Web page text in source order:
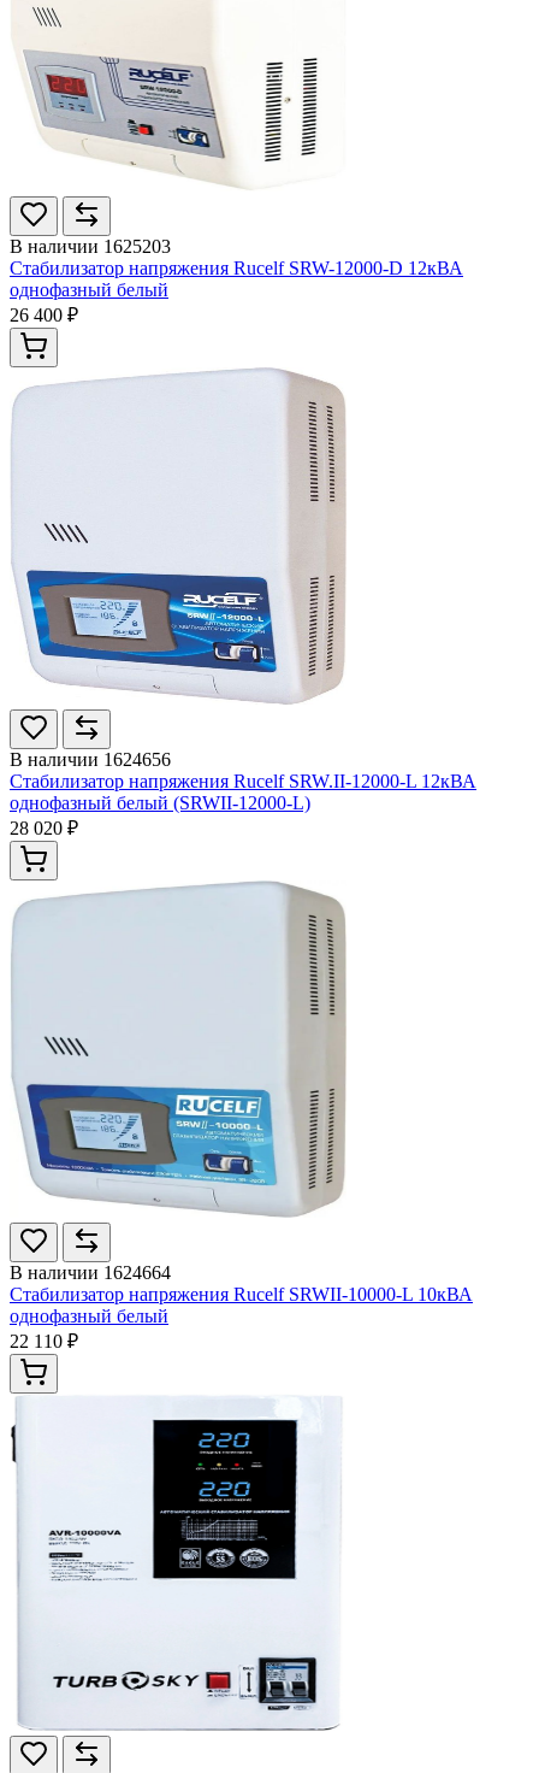
В наличии 1625203
Стабилизатор напряжения Rucelf SRW-12000-D 12кВА
однофазный белый
26 400 ₽
В наличии 1624656
Стабилизатор напряжения Rucelf SRW.II-12000-L 12кВА
однофазный белый (SRWII-12000-L)
28 020 ₽
В наличии 1624664
Стабилизатор напряжения Rucelf SRWII-10000-L 10кВА
однофазный белый
22 110 ₽